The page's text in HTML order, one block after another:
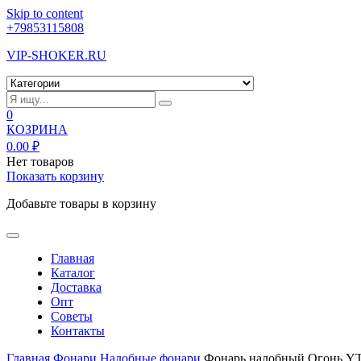
Skip to content
+79853115808
VIP-SHOKER.RU
0
КОЗРИНА
0.00 ₽
Нет товаров
Показать корзину
Добавьте товары в корзину
Главная
Каталог
Доставка
Опт
Советы
Контакты
Главная Фонари Налобные фонари Фонарь налобный Огонь